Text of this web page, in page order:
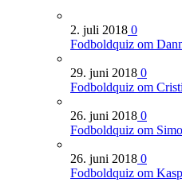
2. juli 2018 0
Fodboldquiz om
29. juni 2018 0
Fodboldquiz om
26. juni 2018 0
Fodboldquiz om
26. juni 2018 0
Fodboldquiz om